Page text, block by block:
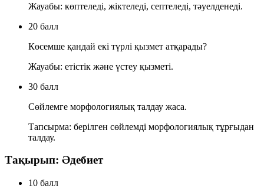
Жауабы: көптеледі, жіктеледі, септеледі, тәуелденеді.
20 балл
Көсемше қандай екі түрлі қызмет атқарады?
Жауабы: етістік және үстеу қызметі.
30 балл
Сөйлемге морфологиялық талдау жаса.
Тапсырма: берілген сөйлемді морфологиялық тұрғыдан
талдау.
Тақырып: Әдебиет
10 балл